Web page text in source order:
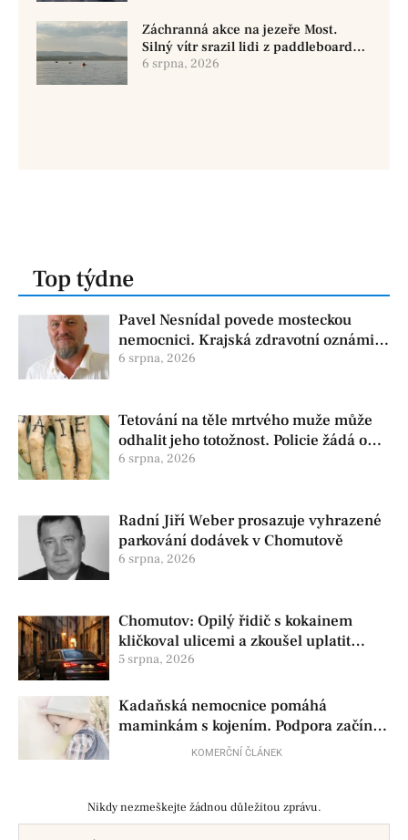
Záchranná akce na jezeře Most.
Silný vítr srazil lidi z paddleboardů,
dvě osoby se pohřešují
6 srpna, 2026
Top týdne
Pavel Nesnídal povede mosteckou
nemocnici. Krajská zdravotní oznámila
změnu ve vedení
6 srpna, 2026
Tetování na těle mrtvého muže může
odhalit jeho totožnost. Policie žádá o
pomoc
6 srpna, 2026
Radní Jiří Weber prosazuje vyhrazené
parkování dodávek v Chomutově
6 srpna, 2026
Chomutov: Opilý řidič s kokainem
kličkoval ulicemi a zkoušel uplatit
policisty
5 srpna, 2026
Kadaňská nemocnice pomáhá
maminkám s kojením. Podpora začíná
už před porodemKOMERČNÍ ČLÁNEK
Nikdy nezmeškejte žádnou důležitou zprávu.